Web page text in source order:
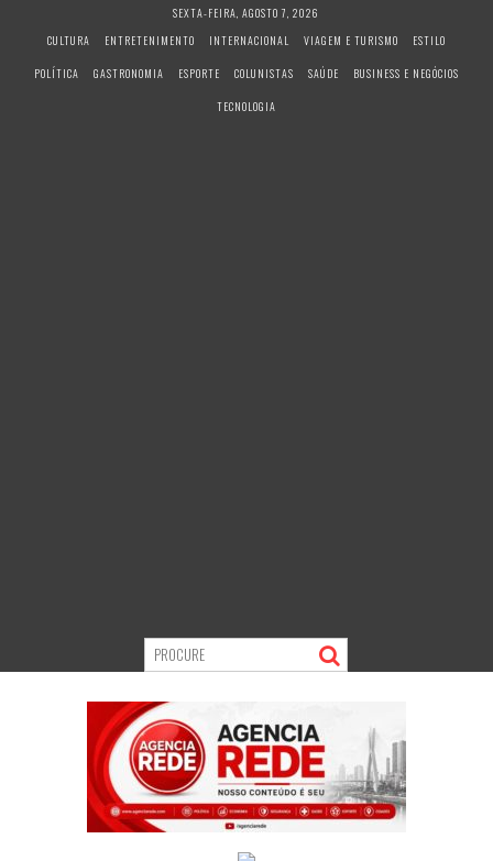
SEXTA-FEIRA, AGOSTO 7, 2026
CULTURA
ENTRETENIMENTO INTERNACIONAL VIAGEM E TURISMO
ESTILO
POLÍTICA
GASTRONOMIA ESPORTE COLUNISTAS SAÚDE
BUSINESS E NEGÓCIOS
TECNOLOGIA